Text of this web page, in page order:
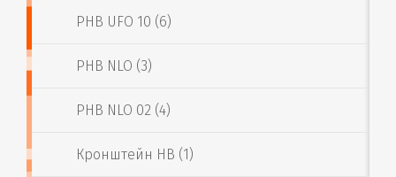
PHB UFO 10 (6)
PHB NLO (3)
PHB NLO 02 (4)
Кронштейн HB (1)